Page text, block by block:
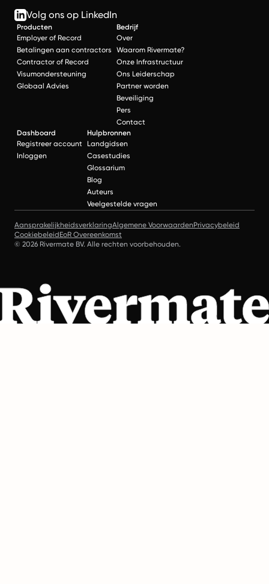
Volg ons op LinkedIn
Producten
Employer of Record
Betalingen aan contractors
Contractor of Record
Visumondersteuning
Globaal Advies
Bedrijf
Over
Waarom Rivermate?
Onze Infrastructuur
Ons Leiderschap
Partner worden
Beveiliging
Pers
Contact
Dashboard
Registreer account
Inloggen
Hulpbronnen
Landgidsen
Casestudies
Glossarium
Blog
Auteurs
Veelgestelde vragen
AansprakelijkheidsverklaringAlgemene VoorwaardenPrivacybeleid
CookiebeleidEoR Overeenkomst
© 2026 Rivermate BV. Alle rechten voorbehouden.